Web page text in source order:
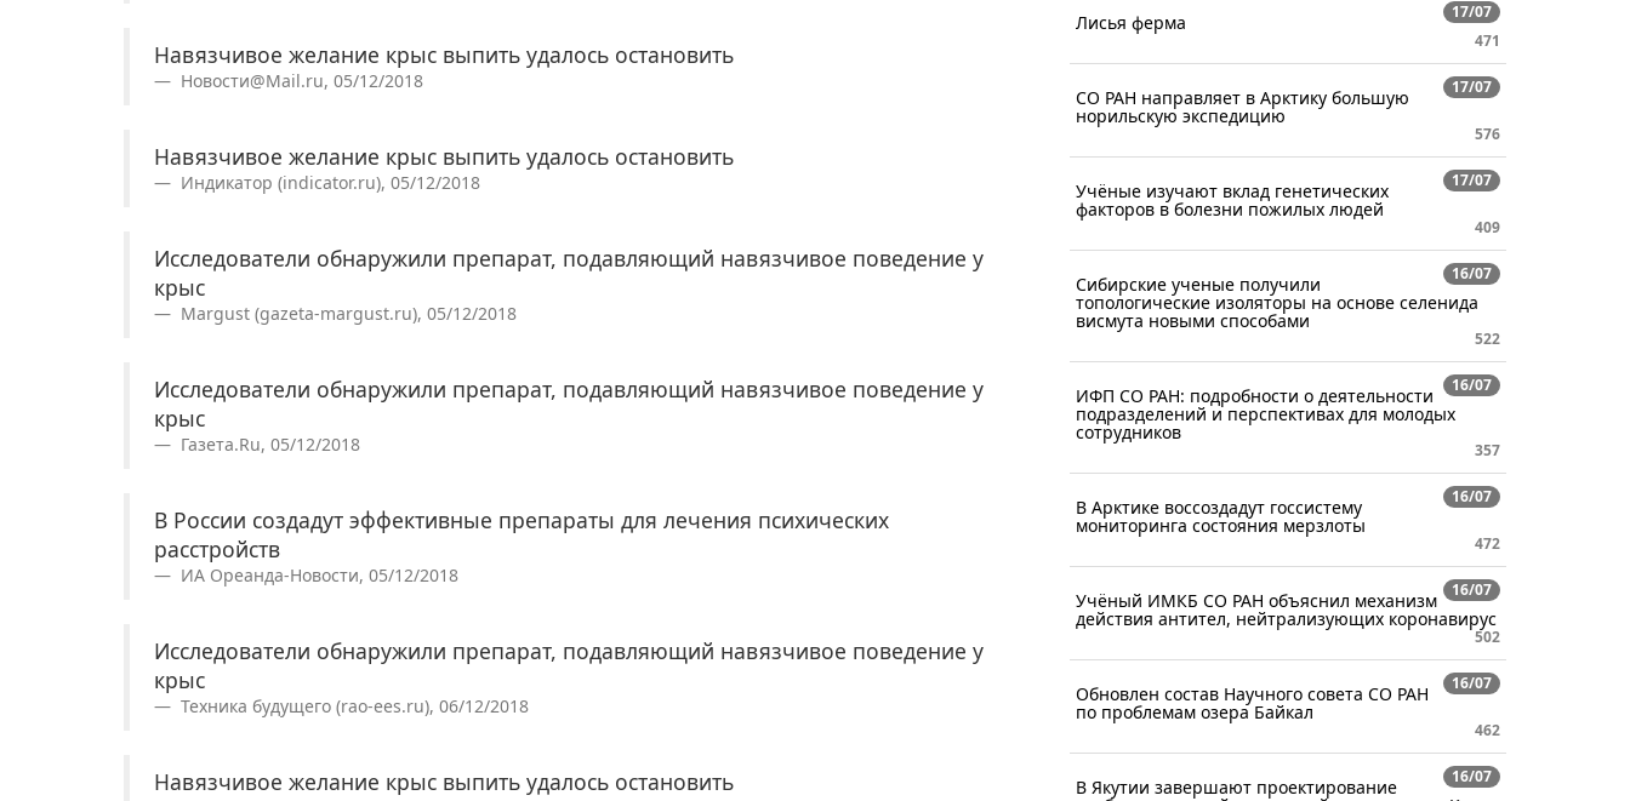
Навязчивое желание крыс выпить удалось остановить
Новости@Mail.ru, 05/12/2018
Навязчивое желание крыс выпить удалось остановить
Индикатор (indicator.ru), 05/12/2018
Исследователи обнаружили препарат, подавляющий навязчивое поведение у
крыс
Margust (gazeta-margust.ru), 05/12/2018
Исследователи обнаружили препарат, подавляющий навязчивое поведение у
крыс
Газета.Ru, 05/12/2018
В России создадут эффективные препараты для лечения психических
расстройств
ИА Ореанда-Новости, 05/12/2018
Исследователи обнаружили препарат, подавляющий навязчивое поведение у
крыс
Техника будущего (rao-ees.ru), 06/12/2018
Навязчивое желание крыс выпить удалось остановить
17/07
Лисья ферма
471
17/07
СО РАН направляет в Арктику большую
норильскую экспедицию
576
17/07
Учёные изучают вклад генетических
факторов в болезни пожилых людей
409
16/07
Сибирские ученые получили
топологические изоляторы на основе селенида
висмута новыми способами
522
16/07
ИФП СО РАН: подробности о деятельности
подразделений и перспективах для молодых
сотрудников
357
16/07
В Арктике воссоздадут госсистему
мониторинга состояния мерзлоты
472
16/07
Учёный ИМКБ СО РАН объяснил механизм
действия антител, нейтрализующих коронавирус
502
16/07
Обновлен состав Научного совета СО РАН
по проблемам озера Байкал
462
16/07
В Якутии завершают проектирование